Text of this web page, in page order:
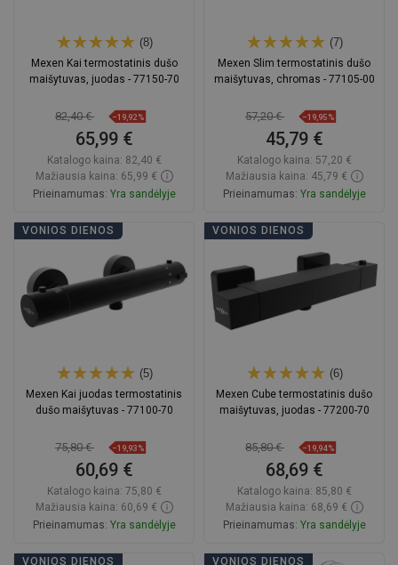
(8)
Mexen Kai termostatinis dušo
maišytuvas, juodas - 77150-70
82,40 € −19,92%
65,99 €
Katalogo kaina: 82,40 €
Mažiausia kaina: 65,99 €
Prieinamumas: Yra sandėlyje
Į krepšelį
favorite_border Mėgstami
(7)
Mexen Slim termostatinis dušo
maišytuvas, chromas - 77105-00
57,20 € −19,95%
45,79 €
Katalogo kaina: 57,20 €
Mažiausia kaina: 45,79 €
Prieinamumas: Yra sandėlyje
Į krepšelį
favorite_border Mėgstami
VONIOS DIENOS
(5)
Mexen Kai juodas termostatinis
dušo maišytuvas - 77100-70
75,80 € −19,93%
60,69 €
Katalogo kaina: 75,80 €
Mažiausia kaina: 60,69 €
Prieinamumas: Yra sandėlyje
Į krepšelį
VONIOS DIENOS
(6)
Mexen Cube termostatinis dušo
maišytuvas, juodas - 77200-70
85,80 € −19,94%
68,69 €
Katalogo kaina: 85,80 €
Mažiausia kaina: 68,69 €
Prieinamumas: Yra sandėlyje
Į krepšelį
VONIOS DIENOS VONIOS DIENOS